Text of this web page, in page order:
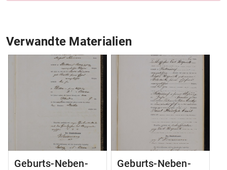
Verwandte Materialien
Geburts-Neben-
Geburts-Neben-